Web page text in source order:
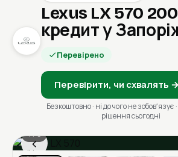
Lexus LX 570
кредит у
Перевірено
Перевірити, чи схвалять →
Безкоштовно · ні до чого не зобовʼязує
рішення сьогодні
‹
1 / 6
Ціна в місяць